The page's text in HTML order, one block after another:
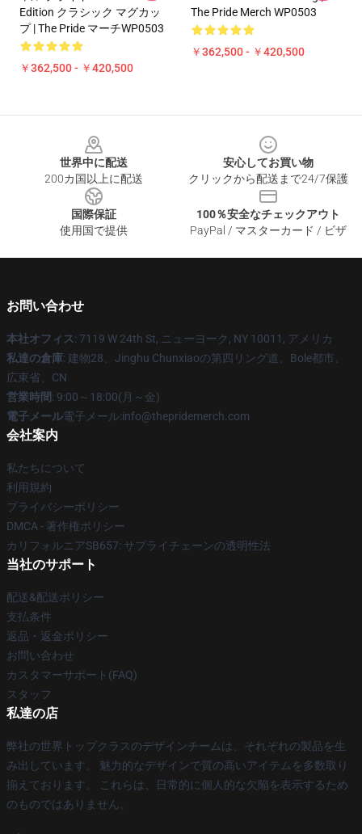
Edition クラシック マグカッ
プ | The Pride マーチWP0503
￥362,500 - ￥420,500
The Pride Merch WP0503
￥362,500 - ￥420,500
世界中に配送
200カ国以上に配送
安心してお買い物
クリックから配送まで24/7保護
国際保証
使用国で提供
100％安全なチェックアウト
PayPal / マスターカード / ビザ
お問い合わせ
本社オフィス: 7119 W 24th St, ニューヨーク, NY 10011, アメリカ
私達の倉庫: 建物28、Jinghu Chunxiaoの第四リング道、Bole都市、
広東省、CN
営業時間: 9:00～18:00(月～金)
電子メール電子メール:info@thepridemerch.com
会社案内
私たちについて
利用規約
プライバシーポリシー
DMCA - 著作権ポリシー
カリフォルニアSB657: サプライチェーンの透明性法
当社のサポート
配送&配送ポリシー
支払条件
返品・返金ポリシー
お問い合わせ
カスタマーサポート(FAQ)
スタッフ
私達の店
弊社の世界トップクラスのデザインチームは、それぞれの製品を生
み出しています。 魅力的なデザインで質の高いアイテムを多数取り
揃えております。 これらは、日常的に個人的な欠陥を表示するため
のものではありません。